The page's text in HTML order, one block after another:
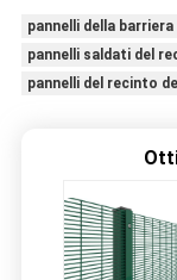
pannelli della
pannelli saldati del
pannelli del recinto